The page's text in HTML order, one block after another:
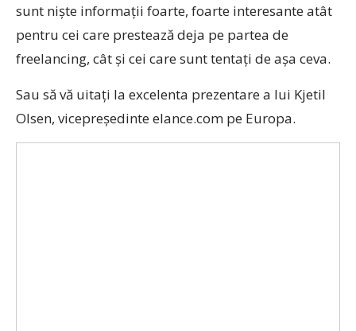
sunt nişte informaţii foarte, foarte interesante atât
pentru cei care prestează deja pe partea de
freelancing, cât şi cei care sunt tentaţi de aşa ceva.
Sau să vă uitaţi la excelenta prezentare a lui Kjetil
Olsen, vicepreşedinte elance.com pe Europa.